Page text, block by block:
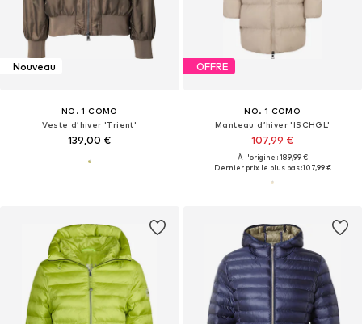
Nouveau
NO. 1 COMO
Veste d’hiver 'Trient'
139,00 €
OFFRE
NO. 1 COMO
Manteau d’hiver 'ISCHGL'
107,99 €
À l'origine : 189,99 €
Dernier prix le plus bas :107,99 €